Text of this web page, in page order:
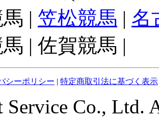
| 笠松競馬 | 名
| 佐賀競馬 |
シーポリシー | 特定商取引法に基づく表示
Co., Ltd.